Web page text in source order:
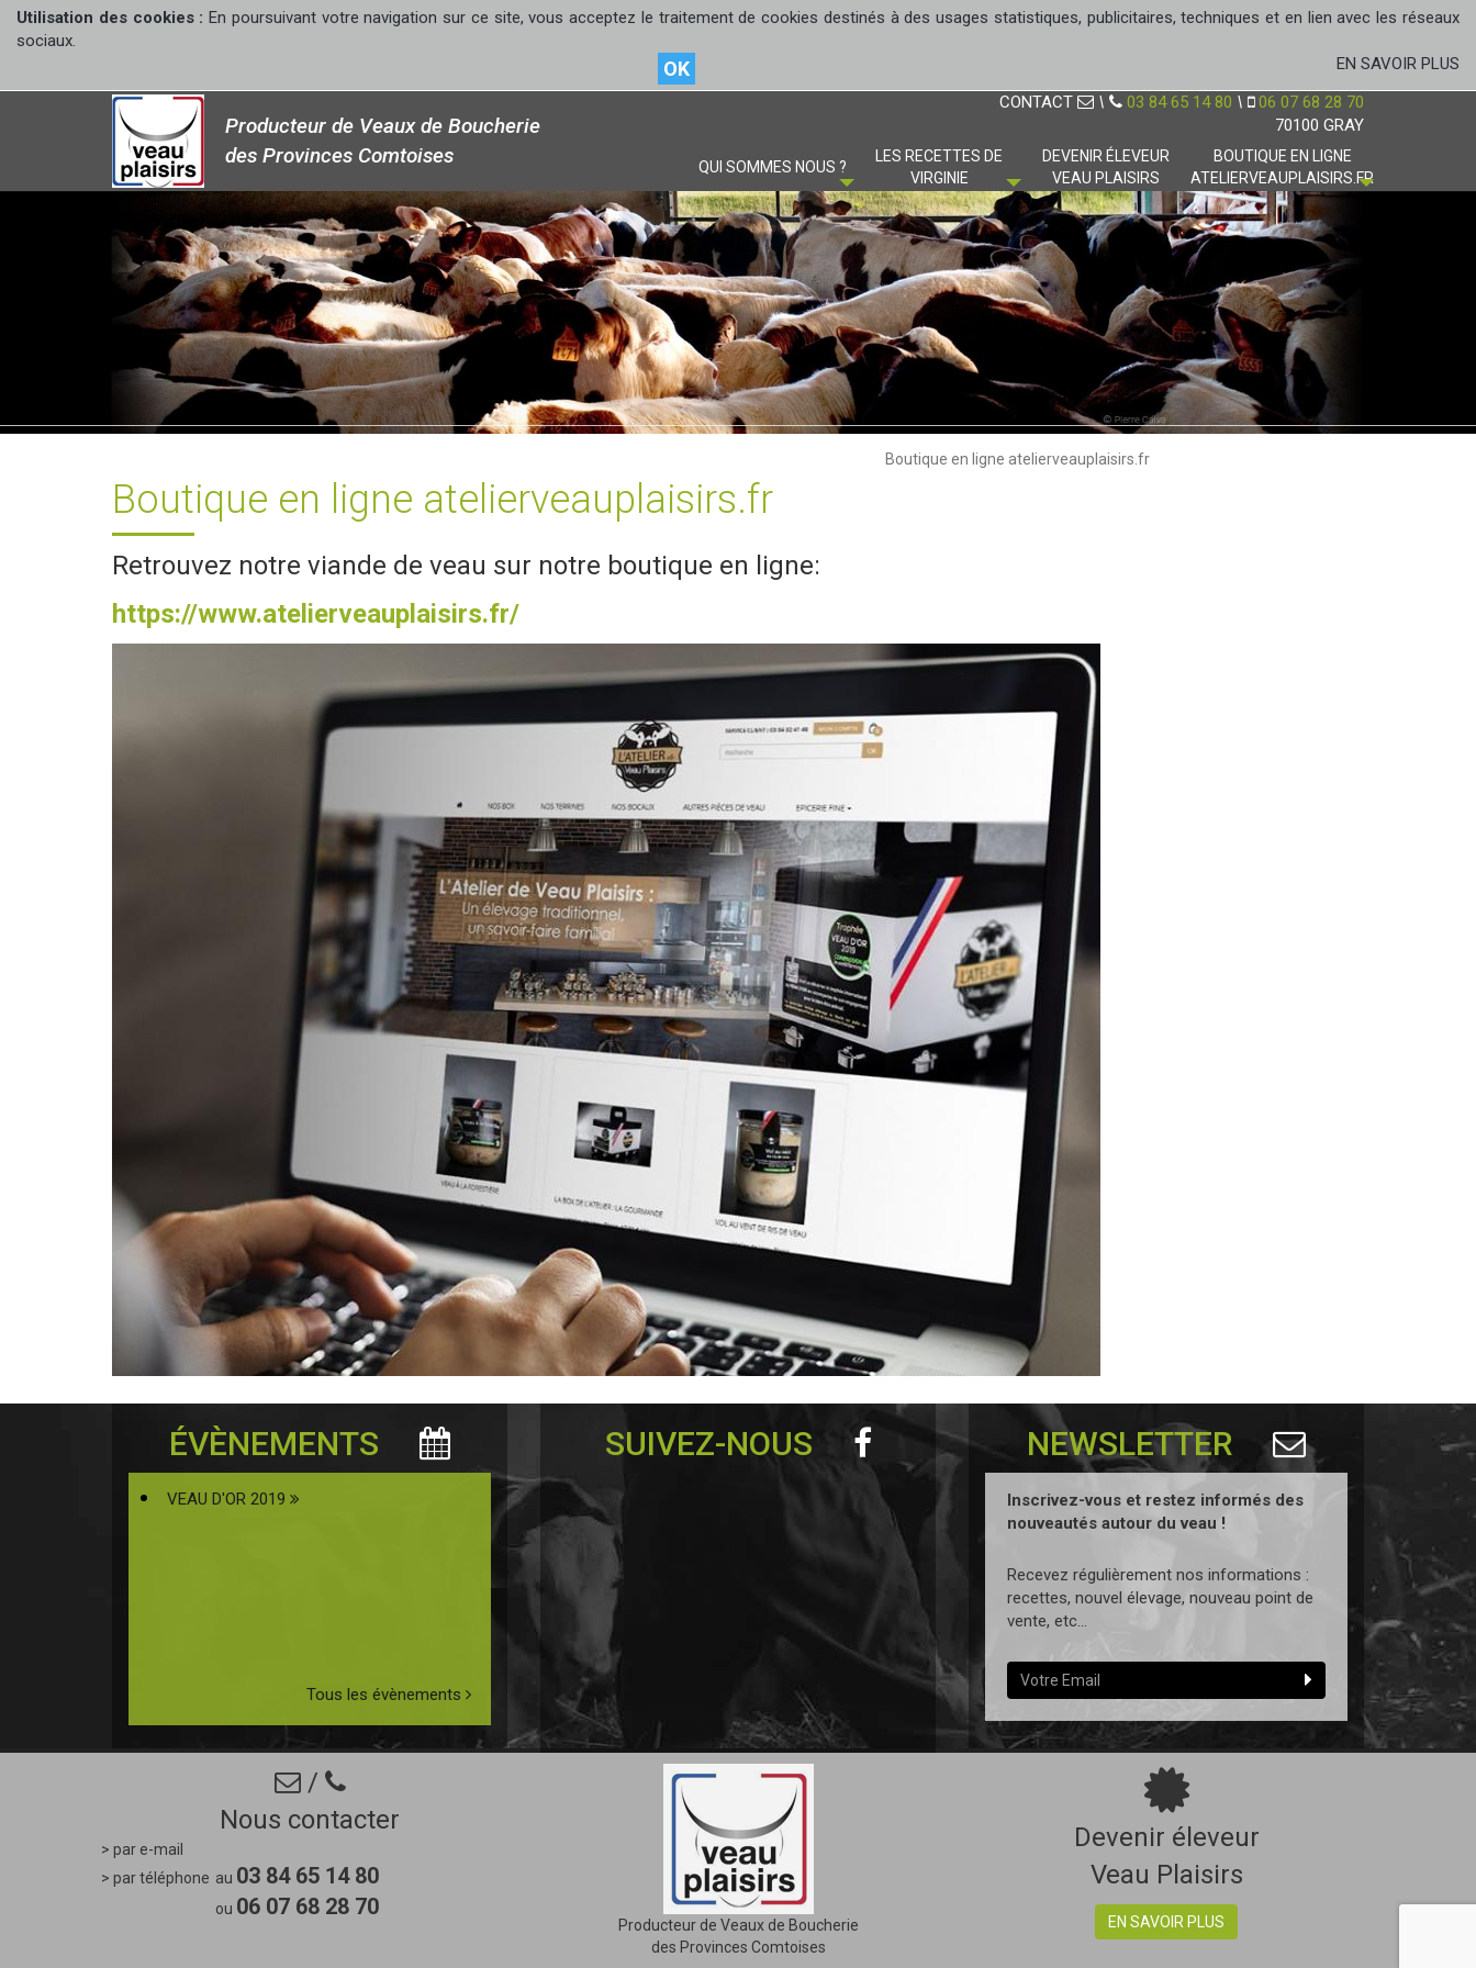
Utilisation des cookies :En poursuivant votre navigation sur ce site, vous acceptez le traitement de cookies destinés à des usages statistiques, publicitaires, techniques et en lien avec les réseaux
sociaux.
OK EN SAVOIR PLUS
Producteur de Veaux de Boucherie
des Provinces Comtoises
CONTACT \ 03 84 65 14 80 \ 06 07 68 28 70
70100 GRAY
QUI SOMMES NOUS ?
LES RECETTES DE
VIRGINIE
DEVENIR ÉLEVEUR
VEAU PLAISIRS
BOUTIQUE EN LIGNE
ATELIERVEAUPLAISIRS.FR
Boutique en ligne atelierveauplaisirs.fr
Boutique en ligne atelierveauplaisirs.fr
Retrouvez notre viande de veau sur notre boutique en ligne:
https://www.atelierveauplaisirs.fr/
ÉVÈNEMENTS
VEAU D'OR 2019
Tous les évènements
SUIVEZ-NOUS NEWSLETTER
Inscrivez-vous et restez informés des
nouveautés autour du veau !
Recevez régulièrement nos informations :
recettes, nouvel élevage, nouveau point de
vente, etc...
/
Nous contacter
> par e-mail
> par téléphone au 03 84 65 14 80
ou 06 07 68 28 70
Producteur de Veaux de Boucherie
des Provinces Comtoises
Devenir éleveur
Veau Plaisirs
EN SAVOIR PLUS